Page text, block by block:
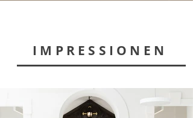
IMPRESSIONEN